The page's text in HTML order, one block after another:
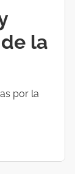
la
por la